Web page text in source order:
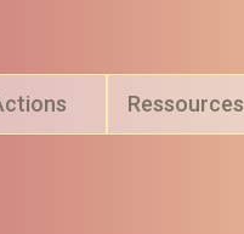
Ressources